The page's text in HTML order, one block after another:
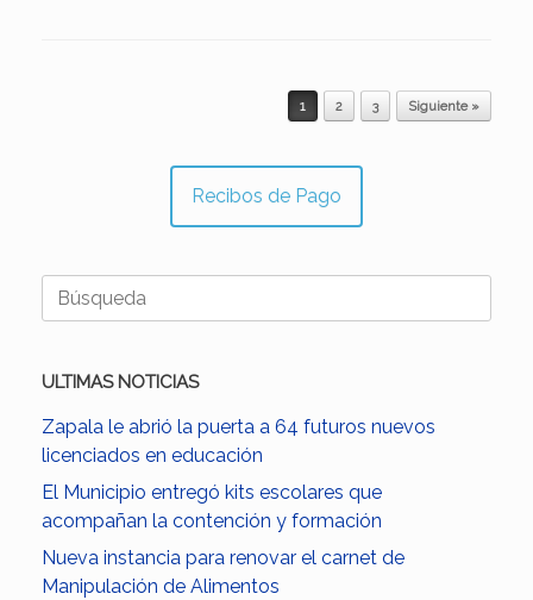
1 2 3 Siguiente »
Recibos de Pago
Buscar:
ULTIMAS NOTICIAS
Zapala le abrió la puerta a 64 futuros nuevos
licenciados en educación
El Municipio entregó kits escolares que
acompañan la contención y formación
Nueva instancia para renovar el carnet de
Manipulación de Alimentos